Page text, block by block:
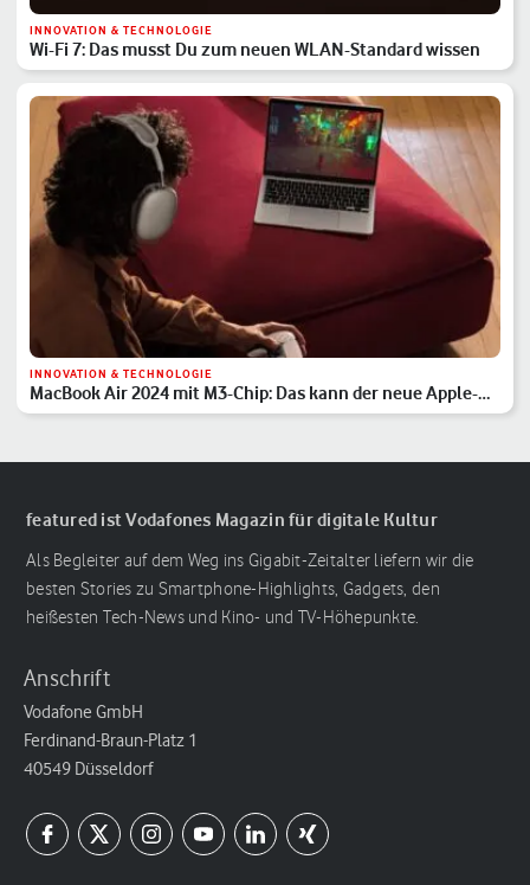
INNOVATION & TECHNOLOGIE
Wi-Fi 7: Das musst Du zum neuen WLAN-Standard wissen
INNOVATION & TECHNOLOGIE
MacBook Air 2024 mit M3-Chip: Das kann der neue Apple-
Laptop
featured ist Vodafones Magazin für digitale Kultur
Als Begleiter auf dem Weg ins Gigabit-Zeitalter liefern wir die
besten Stories zu Smartphone-Highlights, Gadgets, den
heißesten Tech-News und Kino- und TV-Höhepunkte.
Anschrift
Vodafone GmbH
Ferdinand-Braun-Platz 1
40549 Düsseldorf